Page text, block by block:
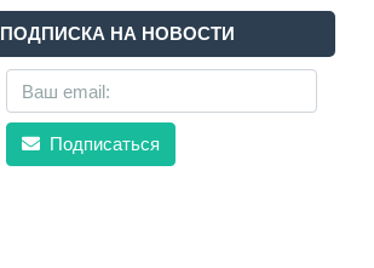
ПОДПИСКА НА НОВОСТИ
Подписаться